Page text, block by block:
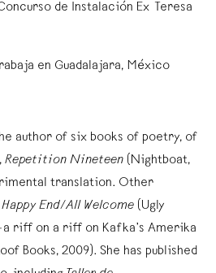
de Instalación Ex Teresa
en Guadalajara, México
author of six books of poetry, of
Repetition Nineteen (Nightboat,
translation. Other
Happy End/All Welcome (Ugly
riff on a riff on Kafka’s Amerika
Books, 2009). She has published